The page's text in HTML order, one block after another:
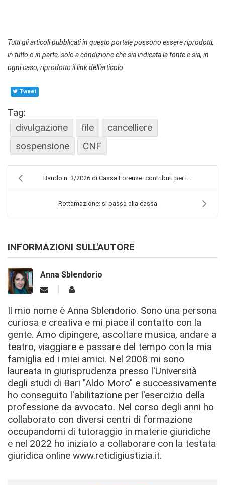
Tutti gli articoli pubblicati in questo portale possono essere riprodotti,
in tutto o in parte, solo a condizione che sia indicata la fonte e sia, in
ogni caso, riprodotto il link dell'articolo.
Tweet
Tag:
divulgazione
file
cancelliere
sospensione
CNF
Bando n. 3/2026 di Cassa Forense: contributi per i...
Rottamazione: si passa alla cassa
INFORMAZIONI SULL'AUTORE
Anna Sblendorio
Il mio nome è Anna Sblendorio. Sono una persona
curiosa e creativa e mi piace il contatto con la
gente. Amo dipingere, ascoltare musica, andare a
teatro, viaggiare e passare del tempo con la mia
famiglia ed i miei amici. Nel 2008 mi sono
laureata in giurisprudenza presso l'Università
degli studi di Bari "Aldo Moro" e successivamente
ho conseguito l'abilitazione per l'esercizio della
professione da avvocato. Nel corso degli anni ho
collaborato con diversi centri di formazione
occupandomi di tutoraggio in materie giuridiche
e nel 2022 ho iniziato a collaborare con la testata
giuridica online www.retidigiustizia.it.